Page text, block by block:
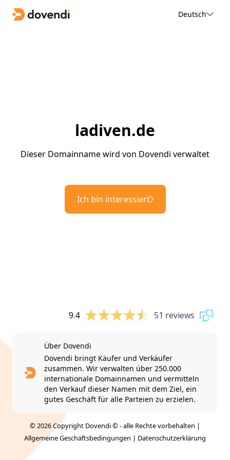
Deutsch
ladiven.de
Dieser Domainname wird von Dovendi verwaltet
Ich bin interessiert
9.4 51 reviews
Über Dovendi
Dovendi bringt Käufer und Verkäufer
zusammen. Wir verwalten über 250.000
internationale Domainnamen und vermitteln
den Verkauf dieser Namen mit dem Ziel, ein
gutes Geschäft für alle Parteien zu erzielen.
© 2026 Copyright Dovendi © - alle Rechte vorbehalten |
Allgemeine Geschäftsbedingungen | Datenschutzerklärung